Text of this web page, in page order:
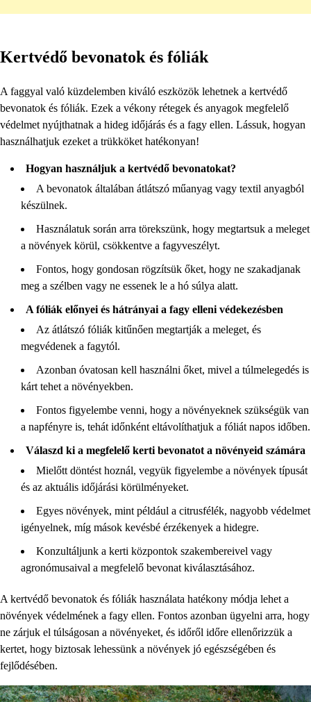
Kertvédő bevonatok és fóliák
A faggyal való küzdelemben kiváló eszközök lehetnek a kertvédő
bevonatok és fóliák. Ezek a vékony rétegek és anyagok megfelelő
védelmet nyújthatnak a hideg időjárás és a fagy ellen. Lássuk, hogyan
használhatjuk ezeket a trükköket hatékonyan!
Hogyan használjuk a kertvédő bevonatokat?
A bevonatok általában átlátszó műanyag vagy textil anyagból
készülnek.
Használatuk során arra törekszünk, hogy megtartsuk a meleget
a növények körül, csökkentve a fagyveszélyt.
Fontos, hogy gondosan rögzítsük őket, hogy ne szakadjanak
meg a szélben vagy ne essenek le a hó súlya alatt.
A fóliák előnyei és hátrányai a fagy elleni védekezésben
Az átlátszó fóliák kitűnően megtartják a meleget, és
megvédenek a fagytól.
Azonban óvatosan kell használni őket, mivel a túlmelegedés is
kárt tehet a növényekben.
Fontos figyelembe venni, hogy a növényeknek szükségük van
a napfényre is, tehát időnként eltávolíthatjuk a fóliát napos időben.
Válaszd ki a megfelelő kerti bevonatot a növényeid számára
Mielőtt döntést hoznál, vegyük figyelembe a növények típusát
és az aktuális időjárási körülményeket.
Egyes növények, mint például a citrusfélék, nagyobb védelmet
igényelnek, míg mások kevésbé érzékenyek a hidegre.
Konzultáljunk a kerti központok szakembereivel vagy
agronómusaival a megfelelő bevonat kiválasztásához.
A kertvédő bevonatok és fóliák használata hatékony módja lehet a
növények védelmének a fagy ellen. Fontos azonban ügyelni arra, hogy
ne zárjuk el túlságosan a növényeket, és időről időre ellenőrizzük a
kertet, hogy biztosak lehessünk a növények jó egészségében és
fejlődésében.